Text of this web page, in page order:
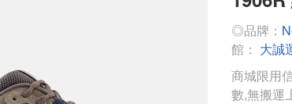
◎品牌：
館： 大誠
商城限用
數,無搬運